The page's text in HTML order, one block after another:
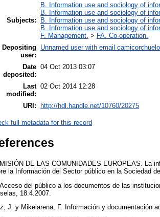
Subjects:
B. Information use and sociology of
B. Information use and sociology of
B. Information use and sociology of
B. Information use and sociology of
F. Management. > FA. Co-operation.
Depositing
user:
Unnamed user with email
Date
deposited:
04 Oct 2013 03:07
Last
modified:
02 Oct 2014 12:28
URI: http://hdl.handle.net/10760/20275
full metadata for this record
DE LAS COMUNIDADES EUROPEAS. La
la Información del Sector público en la Sociedad
del público a los documentos de las
18.4.2007.
J. y Mikelarena, F. Información y documentación